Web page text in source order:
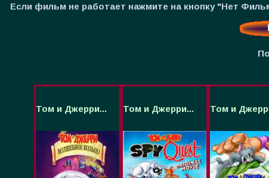
Если фильм не работает нажмите на кнопку "Нет
Том и Джерри... Том и Джерри... Том и